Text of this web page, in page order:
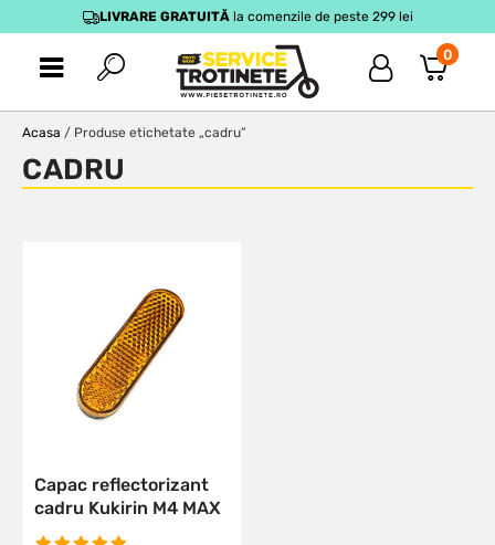
LIVRARE GRATUITĂla comenzile de peste 299 lei
0
Acasa / Produse etichetate „cadru”
CADRU
Capac reflectorizant
cadru Kukirin M4 MAX